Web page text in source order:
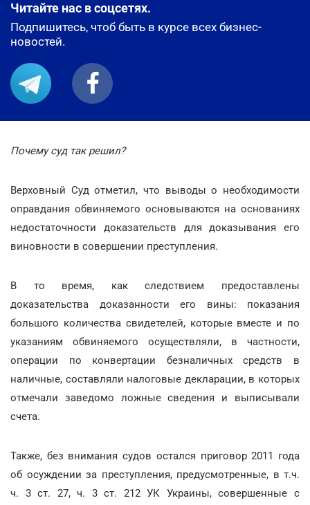
Читайте нас в соцсетях.
Подпишитесь, чтоб быть в курсе всех бизнес-
новостей.
Почему суд так решил?
Верховный Суд отметил, что выводы о необходимости
оправдания обвиняемого основываются на основаниях
недостаточности доказательств для доказывания его
виновности в совершении преступления.
В то время, как следствием предоставлены
доказательства доказанности его вины: показания
большого количества свидетелей, которые вместе и по
указаниям обвиняемого осуществляли, в частности,
операции по конвертации безналичных средств в
наличные, составляли налоговые декларации, в которых
отмечали заведомо ложные сведения и выписывали
счета.
Также, без внимания судов остался приговор 2011 года
об осуждении за преступления, предусмотренные, в т.ч.
ч. 3 ст. 27, ч. 3 ст. 212 УК Украины, совершенные с